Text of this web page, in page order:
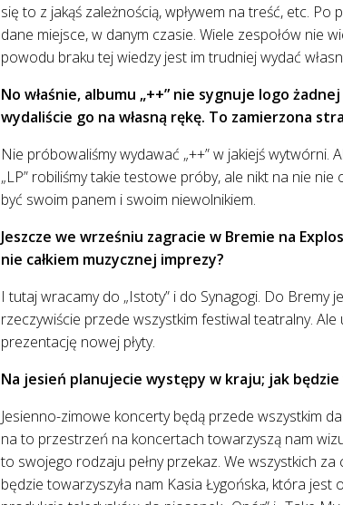
się to z jakąś zależnością, wpływem na treść, etc.
dane miejsce, w danym czasie. Wiele zespołów nie
powodu braku tej wiedzy jest im trudniej wydać
No właśnie, albumu „++” nie sygnuje logo
wydaliście go na własną rękę. To zamierzona
Nie próbowaliśmy wydawać „++” w jakiejś wytwórni.
„LP” robiliśmy takie testowe próby, ale nikt na nie nie
być swoim panem i swoim niewolnikiem.
Jeszcze we wrześniu zagracie w Bremie na
nie całkiem muzycznej imprezy?
I tutaj wracamy do „Istoty” i do Synagogi. Do Bremy
rzeczywiście przede wszystkim festiwal teatralny.
prezentację nowej płyty.
Na jesień planujecie występy w kraju; jak
Jesienno-zimowe koncerty będą przede wszystkim
na to przestrzeń na koncertach towarzyszą nam
to swojego rodzaju pełny przekaz. We wszystkich
będzie towarzyszyła nam Kasia Łygońska, która jest